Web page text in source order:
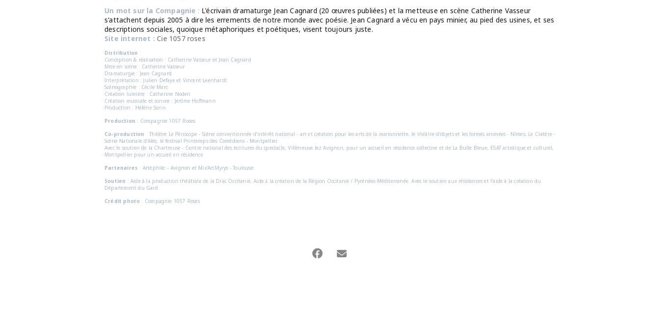
Un mot sur la Compagnie : L'écrivain dramaturge Jean Cagnard (20 œuvres publiées) et la metteuse en scène Catherine Vasseur
s'attachent depuis 2005 à dire les errements de notre monde avec poésie. Jean Cagnard a vécu en pays minier, au pied des usines, et ses
descriptions sociales, quoique métaphoriques et poétiques, visent toujours juste.
Site internet : Cie 1057 roses
Distribution :
Conception & réalisation : Catherine Vasseur et Jean Cagnard
Mise en scène : Catherine Vasseur
Dramaturgie : Jean Cagnard
Interprétation : Julien Defaye et Vincent Leenhardt
Scénographie : Cécile Marc
Création lumière : Catherine Noden
Création musicale et sonore : Jérôme Hoffmann
Production : Hélène Sorin
Production : Compagnie 1057 Roses
Co-production : Théâtre Le Périscope - Scène conventionnée d’intérêt national - art et création pour les arts de la marionnette, le théâtre d’objets et les formes animées - Nîmes, Le Cratère -
Scène Nationale d’Alès, le festival Printemps des Comédiens - Montpellier
Avec le soutien de la Chartreuse - Centre national des écritures du spectacle, Villeneuve lez Avignon, pour un accueil en résidence collective et de La Bulle Bleue, ESAT artistique et culturel,
Montpellier pour un accueil en résidence
Partenaires : Artéphile – Avignon et Mix’ArtMyrys - Toulouse
Soutien : Aide à la production théâtrale de la Drac Occitanie, Aide à la création de la Région Occitanie / Pyrénées-Méditerranée. Avec le soutien aux résidences et l’aide à la création du
Département du Gard
Crédit photo : Compagnie 1057 Roses